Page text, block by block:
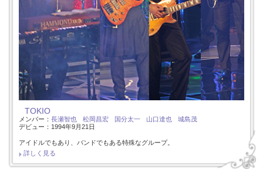
TOKIO
メンバー： 長瀬智也 松岡昌宏 国分太一 山口達也
城島茂
デビュー：1994年9月21日
アイドルでもあり、バンドでもある特殊なグループ。
詳しく見る